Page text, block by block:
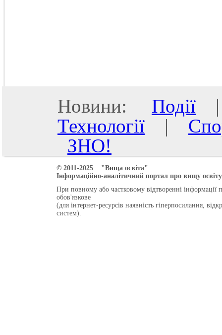
Новини: Події
Технології |
ЗНО!
© 2011-2025 "Вища освіта"
Інформаційно-аналітичний портал про вищу
При повному або частковому відтворенні інформації
обов'язкове
(для інтернет-ресурсів наявність гіперпосилання,
систем).